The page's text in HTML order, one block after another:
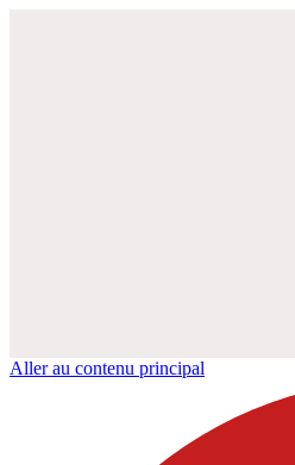
Aller au contenu principal